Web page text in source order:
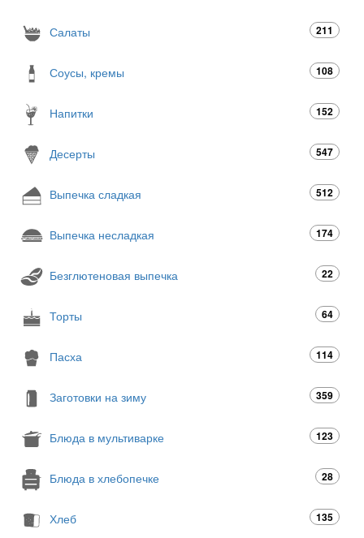
Салаты 211
Соусы, кремы 108
Напитки 152
Десерты 547
Выпечка сладкая 512
Выпечка несладкая 174
Безглютеновая выпечка 22
Торты 64
Пасха 114
Заготовки на зиму 359
Блюда в мультиварке 123
Блюда в хлебопечке 28
Хлеб 135